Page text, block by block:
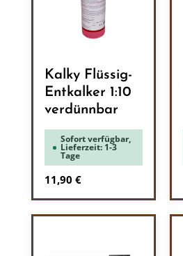
Kalky Flüssig-
Entkalker 1:10
verdünnbar
Sofort verfügbar,
Lieferzeit: 1-3
Tage
Regulärer Preis:
11,90 €